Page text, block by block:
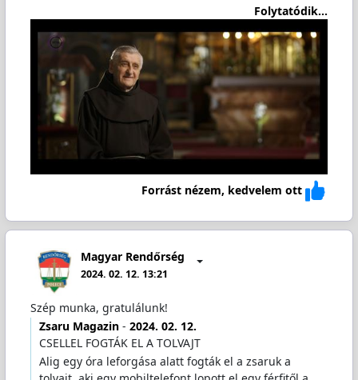
Folytatódik...
Forrást nézem, kedvelem ott
Magyar Rendőrség
2024. 02. 12. 13:21
Szép munka, gratulálunk!
Zsaru Magazin- 2024. 02. 12.
CSELLEL FOGTÁK EL A TOLVAJT
Alig egy óra leforgása alatt fogták el a zsaruk a